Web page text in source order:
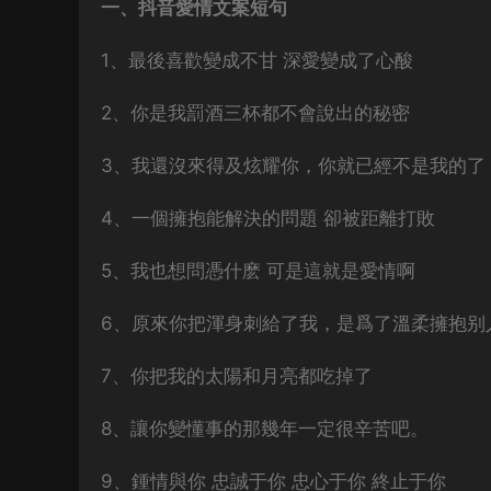
一、抖音愛情文案短句
1、最後喜歡變成不甘 深愛變成了心酸
2、你是我罰酒三杯都不會說出的秘密
3、我還沒來得及炫耀你，你就已經不是我的了
4、一個擁抱能解決的問題 卻被距離打敗
5、我也想問憑什麽 可是這就是愛情啊
6、原來你把渾身刺給了我，是爲了溫柔擁抱别
7、你把我的太陽和月亮都吃掉了
8、讓你變懂事的那幾年一定很辛苦吧。
9、鍾情與你 忠誠于你 忠心于你 終止于你